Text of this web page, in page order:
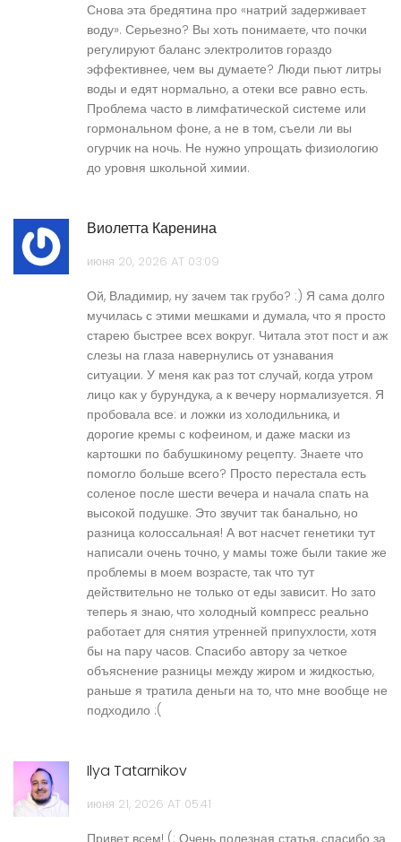
Снова эта бредятина про «натрий задерживает
воду». Серьезно? Вы хоть понимаете, что почки
регулируют баланс электролитов гораздо
эффективнее, чем вы думаете? Люди пьют литры
воды и едят нормально, а отеки все равно есть.
Проблема часто в лимфатической системе или
гормональном фоне, а не в том, съели ли вы
огурчик на ночь. Не нужно упрощать физиологию
до уровня школьной химии.
Виолетта Каренина
июня 20, 2026 AT 03:09
Ой, Владимир, ну зачем так грубо? :) Я сама долго
мучилась с этими мешками и думала, что я просто
старею быстрее всех вокруг. Читала этот пост и аж
слезы на глаза навернулись от узнавания
ситуации. У меня как раз тот случай, когда утром
лицо как у бурундука, а к вечеру нормализуется. Я
пробовала все: и ложки из холодильника, и
дорогие кремы с кофеином, и даже маски из
картошки по бабушкиному рецепту. Знаете что
помогло больше всего? Просто перестала есть
соленое после шести вечера и начала спать на
высокой подушке. Это звучит так банально, но
разница колоссальная! А вот насчет генетики тут
написали очень точно, у мамы тоже были такие же
проблемы в моем возрасте, так что тут
действительно не только от еды зависит. Но зато
теперь я знаю, что холодный компресс реально
работает для снятия утренней припухлости, хотя
бы на пару часов. Спасибо автору за четкое
объяснение разницы между жиром и жидкостью,
раньше я тратила деньги на то, что мне вообще не
подходило :(
Ilya Tatarnikov
июня 21, 2026 AT 05:41